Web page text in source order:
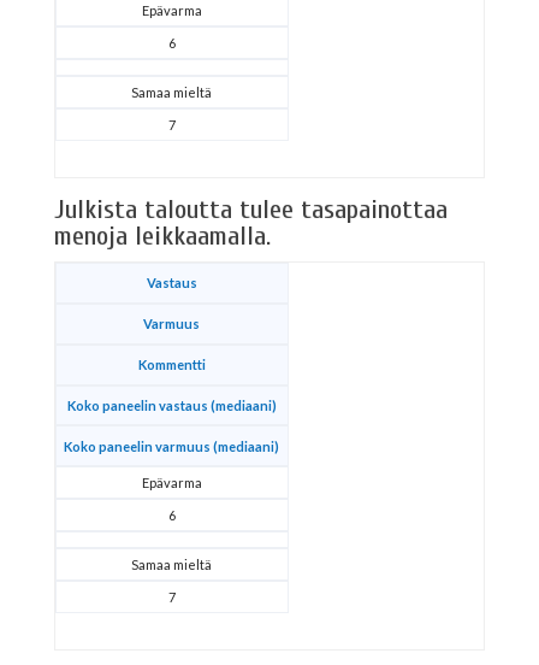
Epävarma
6
Samaa mieltä
7
Julkista taloutta tulee tasapainottaa
menoja leikkaamalla.
Vastaus
Varmuus
Kommentti
Koko paneelin vastaus (mediaani)
Koko paneelin varmuus (mediaani)
Epävarma
6
Samaa mieltä
7